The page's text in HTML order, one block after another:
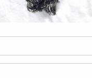
lavado de manos?
para manos es la forma